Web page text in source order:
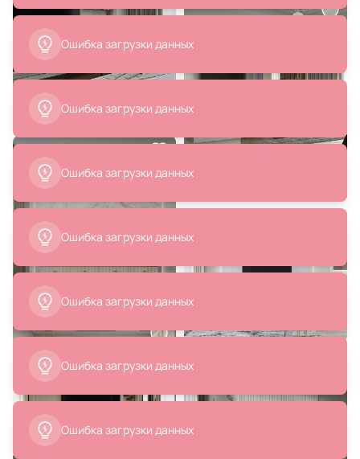
Ошибка загрузки данных
Ошибка загрузки данных
Ошибка загрузки данных